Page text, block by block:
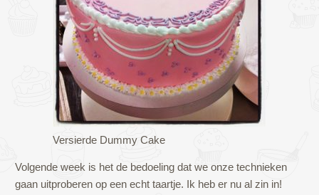
Versierde Dummy Cake
Volgende week is het de bedoeling dat we onze technieken
gaan uitproberen op een echt taartje. Ik heb er nu al zin in!